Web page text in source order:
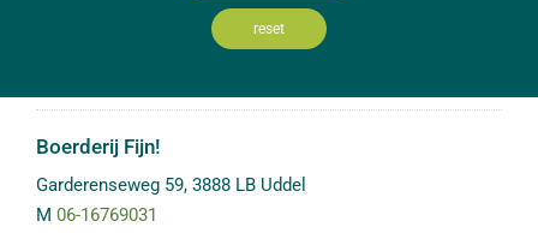
reset
Boerderij Fijn!
Garderenseweg 59, 3888 LB Uddel
M 06-16769031